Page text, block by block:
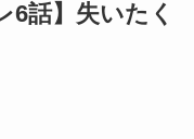
話】失いたく